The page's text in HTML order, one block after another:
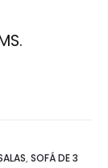
, SOFÁ DE 3